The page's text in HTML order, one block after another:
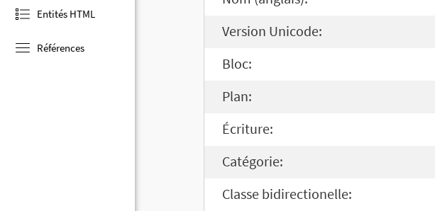
Entités HTML
Références
Version Unicode:
Bloc:
Plan:
Écriture:
Catégorie:
Classe bidirectionelle: